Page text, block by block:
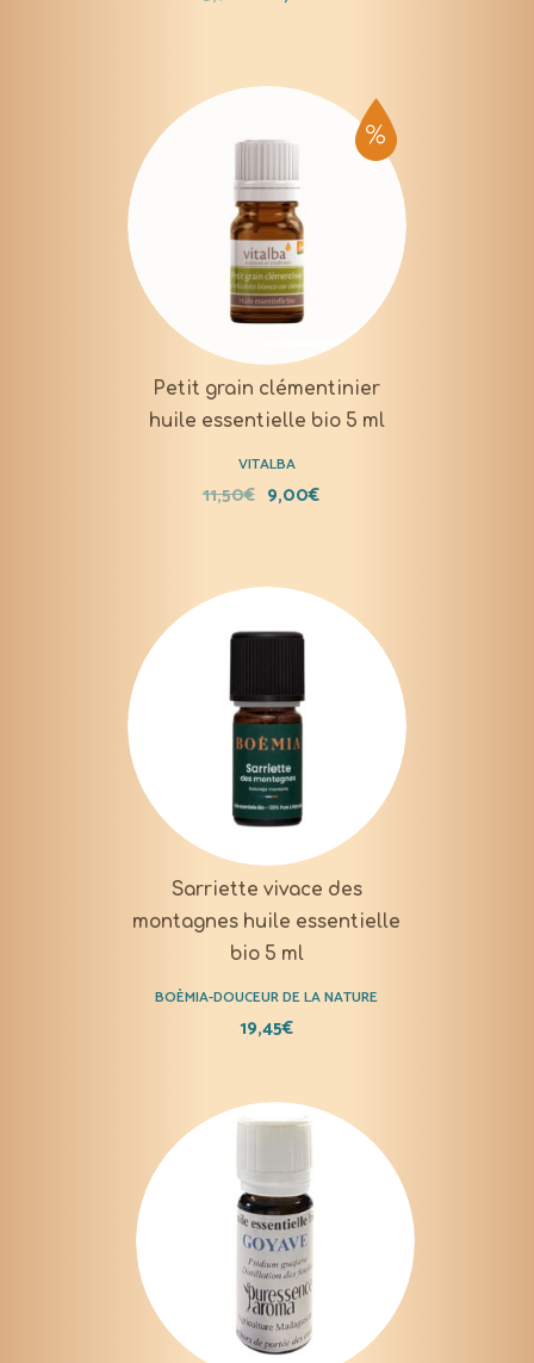
Petit grain clémentinier
huile essentielle bio 5 ml
VITALBA
11,50€ 9,00€
Sarriette vivace des
montagnes huile essentielle
bio 5 ml
BOÈMIA-DOUCEUR DE LA NATURE
19,45€